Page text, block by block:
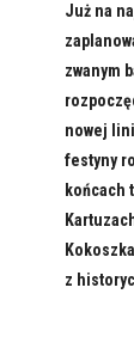
Już na
zwanym
nowej
festyny
końcach
z